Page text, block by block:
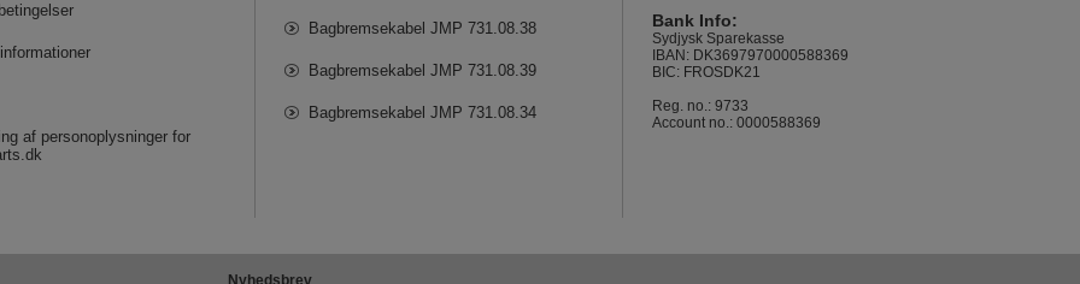
af personoplysninger for
Bagbremsekabel JMP 731.08.38
Bagbremsekabel JMP 731.08.39
Bagbremsekabel JMP 731.08.34
Bank Info:
Sydjysk Sparekasse
IBAN: DK3697970000588369
BIC: FROSDK21
Reg. no.: 9733
Account no.: 0000588369
Nyhedsbrev